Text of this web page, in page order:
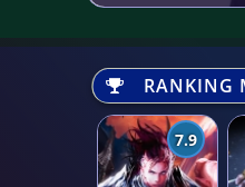
RANKING
7.9